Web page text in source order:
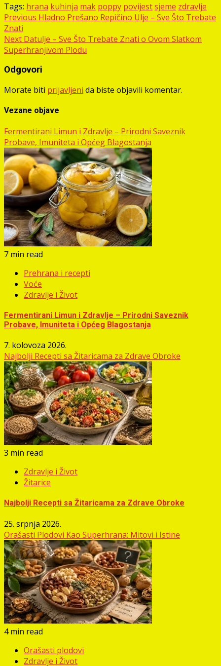
Tags: hrana kuhinja mak poppy povijestsjeme zdravlje
Post
navigation
Previous Hladno Prešano Repičino Ulje – Sve Što Trebate
Znati
Next Datulje – Sve Što Trebate Znati o Ovom Slatkom
Superhranjivom Plodu
Odgovori
Morate biti prijavljeni da biste objavili komentar.
Vezane objave
Fermentirani Limun i Zdravlje – Prirodni Saveznik
Probave, Imuniteta i Općeg Blagostanja
7 min read
Prehrana i recepti
Voće
Zdravlje i Život
Fermentirani Limun i Zdravlje – Prirodni Saveznik
Probave, Imuniteta i Općeg Blagostanja
7. kolovoza 2026.
Najbolji Recepti sa Žitaricama za Zdrave Obroke
3 min read
Zdravlje i Život
Žitarice
Najbolji Recepti sa Žitaricama za Zdrave Obroke
25. srpnja 2026.
Orašasti Plodovi Kao Superhrana: Mitovi i Istine
4 min read
Orašasti plodovi
Zdravlje i Život